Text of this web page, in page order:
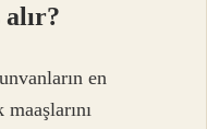
alır?
en